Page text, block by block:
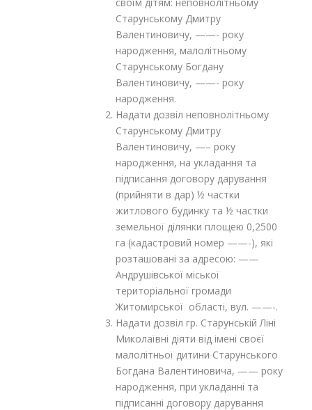
Старунському Дмитру
Валентиновичу, ——- року
народження, малолітньому
Старунському Богдану
Валентиновичу, ——- року
народження.
Надати дозвіл неповнолітньому
Старунському Дмитру
Валентиновичу, —– року
народження, на укладання та
підписання договору дарування
(прийняти в дар) ½ частки
житлового будинку та ½ частки
земельної ділянки площею 0,2500
га (кадастровий номер ——-), які
розташовані за адресою: ——
Андрушівської міської
територіальної громади
Житомирської області, вул. ——-.
Надати дозвіл гр. Старунській Ліні
Миколаївні діяти від імені своєї
малолітньої дитини Старунського
Богдана Валентиновича, —— року
народження, при укладанні та
підписанні договору дарування